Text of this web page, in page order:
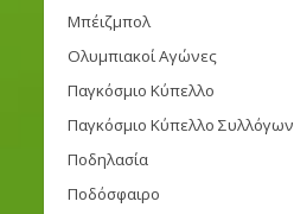
Μπέιζμπολ
Ολυμπιακοί Αγώνες
Παγκόσμιο Κύπελλο
Παγκόσμιο Κύπελλο Συλλόγων
Ποδηλασία
Ποδόσφαιρο